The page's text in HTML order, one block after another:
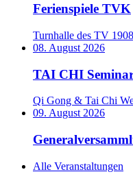
Ferienspiele TVK
Turnhalle des TV
08. August 2026
TAI CHI
Qi Gong & Tai Chi
09. August 2026
Alle Veranstaltungen